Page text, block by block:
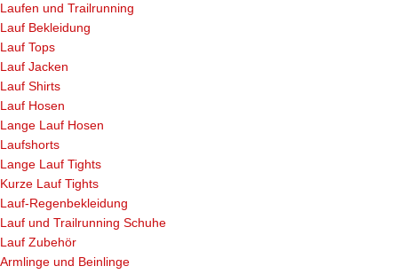
Laufen und Trailrunning
Lauf Bekleidung
Lauf Tops
Lauf Jacken
Lauf Shirts
Lauf Hosen
Lange Lauf Hosen
Laufshorts
Lange Lauf Tights
Kurze Lauf Tights
Lauf-Regenbekleidung
Lauf und Trailrunning Schuhe
Lauf Zubehör
Armlinge und Beinlinge